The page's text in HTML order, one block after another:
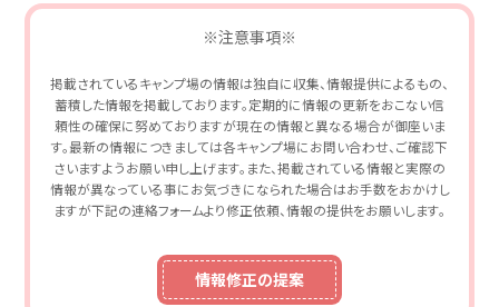
※注意事項※
掲載されているキャンプ場の情報は独自に収集、情報提供によるもの、
蓄積した情報を掲載しております。定期的に情報の更新をおこない信
頼性の確保に努めておりますが現在の情報と異なる場合が御座いま
す。最新の情報につきましては各キャンプ場にお問い合わせ、ご確認下
さいますようお願い申し上げます。また、掲載されている情報と実際の
情報が異なっている事にお気づきになられた場合はお手数をおかけし
ますが下記の連絡フォームより修正依頼、情報の提供をお願いします。
情報修正の提案